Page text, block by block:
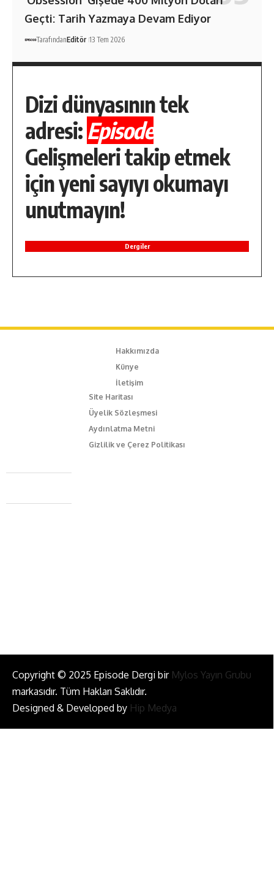
Geçti: Tarih Yazmaya Devam Ediyor
TarafındanEditör 13 Tem 2026
Dizi dünyasının tek
adresi: Episode
Gelişmeleri takip etmek
için yeni sayıyı okumayı
unutmayın!
Dergiler
Hakkımızda
Künye
İletişim
Site Haritası
Üyelik Sözleşmesi
Aydınlatma Metni
Gizlilik ve Çerez Politikası
Caferağa Mah. Dr. Şakir Paşa Sok. No3/A Kadıköy İstanbul
+90 543 345 46 00
Copyright © 2025 Episode Dergi bir Mylos Yayın Grubu
markasıdır. Tüm Hakları Saklıdır.
Designed & Developed by Hip Medya